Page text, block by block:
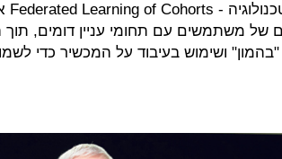
של משתמשים עם תחומי עניין דומים,
ושימוש בעיבוד על המכשיר כדי